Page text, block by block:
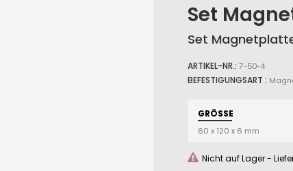
Aufhängen
Aufräumen
Set
Set
ARTIKEL-NR.: 7-50-4
BEFESTIGUNGSART :
GRÖSSE
60 x 120 x 6 mm
Nicht auf Lager -